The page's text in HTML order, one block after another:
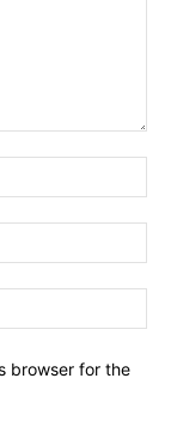
browser for the